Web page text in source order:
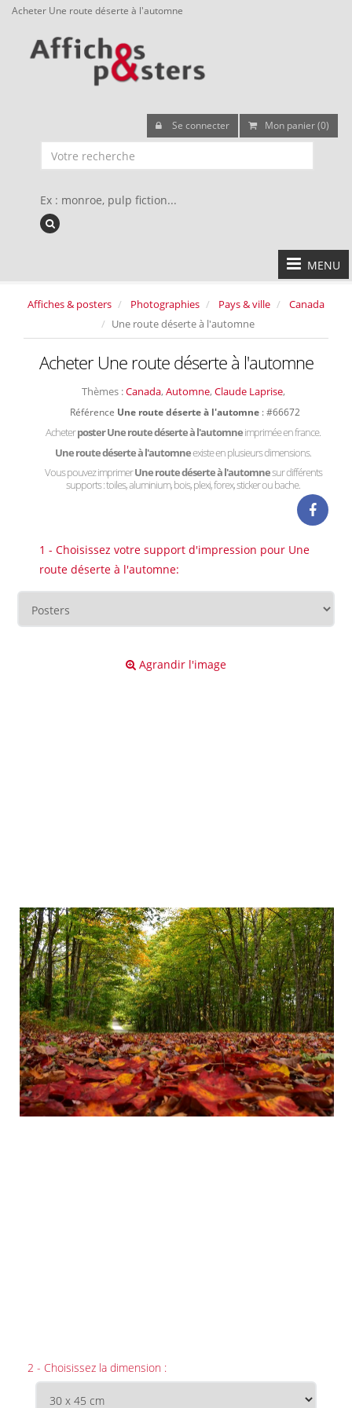
Acheter Une route déserte à l'automne
Se connecter Mon panier (0)
Ex : monroe, pulp fiction...
MENU
Affiches & posters Photographies Pays & ville
Canada
Une route déserte à l'automne
Acheter Une route déserte à l'automne
Thèmes :Canada, Automne, Claude Laprise,
Référence Une route déserte à l'automne : #66672
Acheterposter Une route déserte à l'automneimprimée en france.
Une route déserte à l'automneexiste en plusieurs dimensions.
Vous pouvez imprimerUne route déserte à l'automnesur différents
supports : toiles, aluminium, bois, plexi, forex, sticker ou bache.
1 - Choisissez votre support d'impression pour Une
route déserte à l'automne:
Agrandir l'image
2 - Choisissez la dimension :